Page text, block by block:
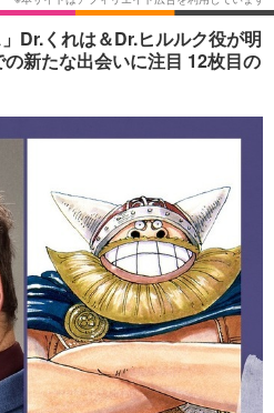
その他
Dr.くれは＆Dr.ヒルルク役が明
新たな出会いに注目 12枚目の